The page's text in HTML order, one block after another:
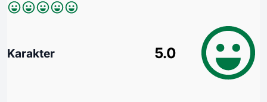
Karakter 5.0